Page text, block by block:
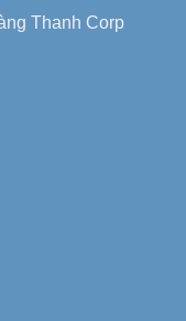
Thanh Corp